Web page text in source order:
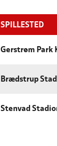
SPILLESTED
Gerstrøm Park
Brædstrup
Stenvad